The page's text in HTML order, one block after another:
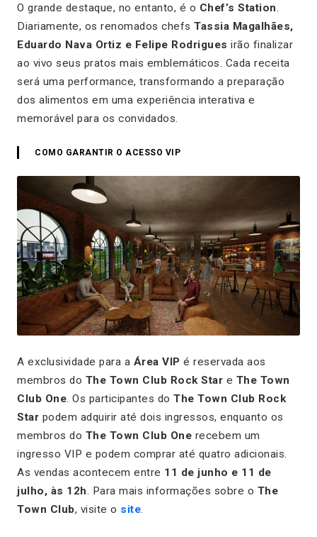
O grande destaque, no entanto, é o Chef’s Station
Diariamente, os renomados chefs Tassia Magalhães,
Eduardo Nava Ortiz e Felipe Rodrigues irão finalizar
ao vivo seus pratos mais emblemáticos. Cada receita
será uma performance, transformando a preparação
dos alimentos em uma experiência interativa e
memorável para os convidados.
COMO GARANTIR O ACESSO VIP
A exclusividade para a Área VIP é reservada aos
membros do The Town Club Rock Star e The Town
Club One . Os participantes do The Town Club Rock
Star podem adquirir até dois ingressos, enquanto os
membros do The Town Club One recebem um
ingresso VIP e podem comprar até quatro adicionais.
As vendas acontecem entre 11 de junho e 11 de
julho, às 12h . Para mais informações sobre o The
Town Club, visite o site